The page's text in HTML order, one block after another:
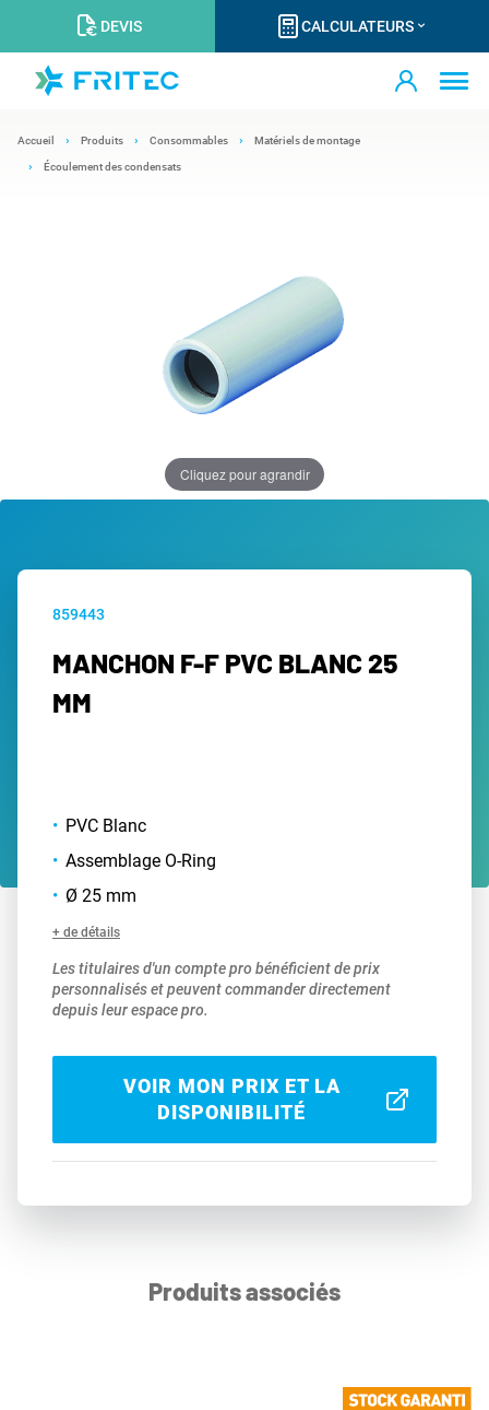
DEVIS CALCULATEURS
Accueil Produits Consommables Matériels de montage
Écoulement des condensats
Cliquez pour agrandir
859443
MANCHON F-F PVC BLANC 25
MM
PVC Blanc
Assemblage O-Ring
Ø 25 mm
+ de détails
Les titulaires d'un compte pro bénéficient de prix
personnalisés et peuvent commander directement
depuis leur espace pro.
VOIR MON PRIX ET LA
DISPONIBILITÉ
Produits associés